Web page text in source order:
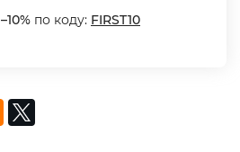
–10% по коду: FIRST10